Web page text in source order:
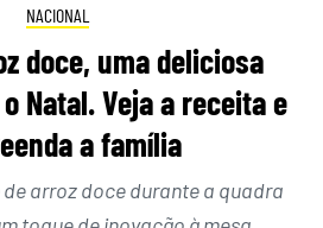
NACIONAL
doce, uma deliciosa
Natal. Veja a receita e
a família
arroz doce durante a quadra